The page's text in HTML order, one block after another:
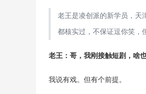
老王是凌创派的新学员，天
都核实过，不保证逗你笑，
老王：哥，我刚接触短剧，啥
我说有戏。但有个前提。